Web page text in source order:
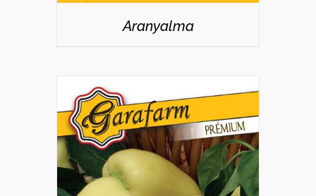
Aranyalma